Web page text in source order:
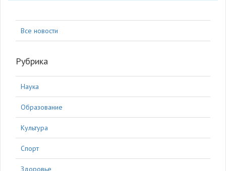
Все новости
Рубрика
Наука
Образование
Культура
Спорт
Здоровье